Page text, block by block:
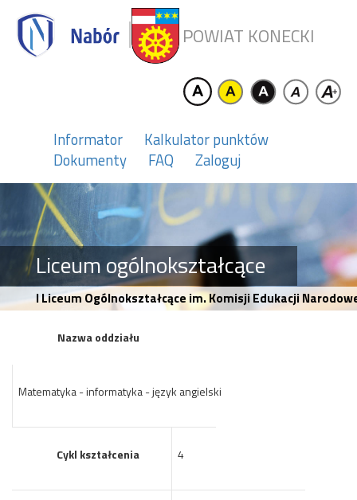
POWIAT KONECKI
Informator
Kalkulator punktów
Dokumenty
FAQ Zaloguj
Liceum ogólnokształcące
I Liceum Ogólnokształcące im. Komisji Edukacji
Nazwa oddziału
Matematyka - informatyka - język angielski
Cykl kształcenia 4